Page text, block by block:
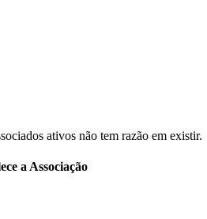
ativos não tem razão em existir.
a Associação